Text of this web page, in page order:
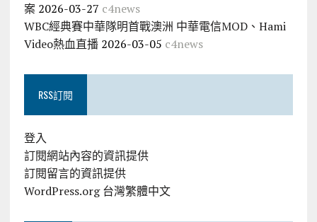
案 2026-03-27 c4news
WBC經典賽中華隊明首戰澳洲 中華電信MOD、Hami
Video熱血直播 2026-03-05 c4news
RSS訂閱
登入
訂閱網站內容的資訊提供
訂閱留言的資訊提供
WordPress.org 台灣繁體中文